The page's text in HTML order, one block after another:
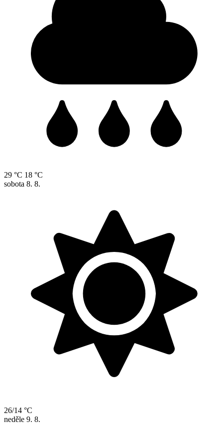
29 °C 18 °C
sobota 8. 8.
26/14 °C
neděle 9. 8.